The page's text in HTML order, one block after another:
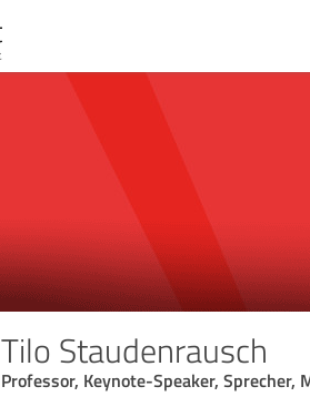
Tilo Staudenrausch
Professor, Keynote-Speaker, Sprecher,